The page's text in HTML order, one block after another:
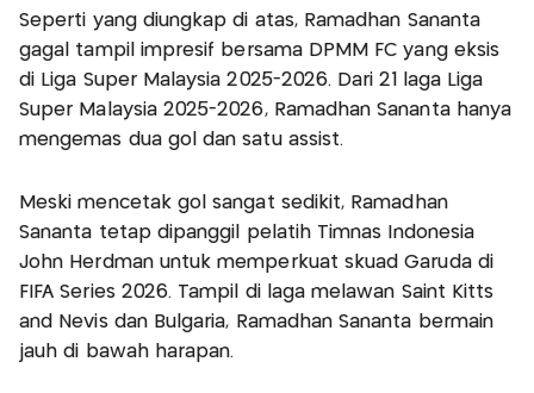
Seperti yang diungkap di atas, Ramadhan Sananta
gagal tampil impresif bersama DPMM FC yang eksis
di Liga Super Malaysia 2025-2026. Dari 21 laga Liga
Super Malaysia 2025-2026, Ramadhan Sananta hanya
mengemas dua gol dan satu assist.
Meski mencetak gol sangat sedikit, Ramadhan
Sananta tetap dipanggil pelatih Timnas Indonesia
John Herdman untuk memperkuat skuad Garuda di
FIFA Series 2026. Tampil di laga melawan Saint Kitts
and Nevis dan Bulgaria, Ramadhan Sananta bermain
jauh di bawah harapan.